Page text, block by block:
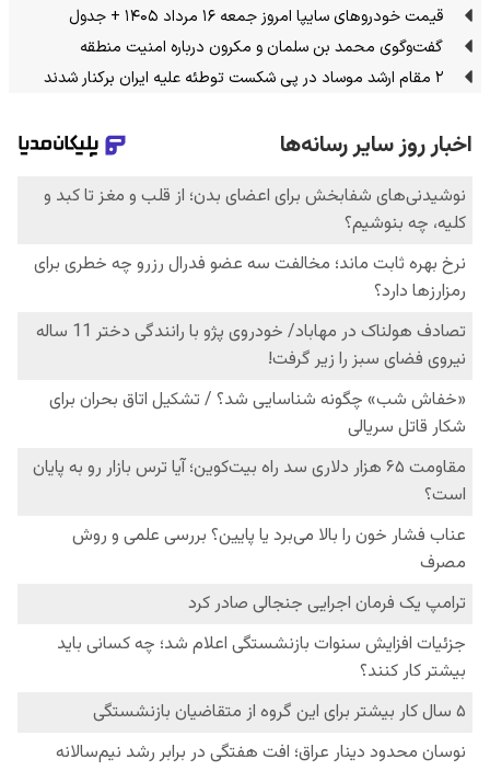
قیمت خودرو‌های سایپا امروز جمعه ۱۶ مرداد ۱۴۰۵ + جدول
گفت‌وگوی محمد بن سلمان و مکرون درباره امنیت منطقه
۲ مقام‌ ارشد موساد در پی شکست توطئه علیه ایران برکنار شدند